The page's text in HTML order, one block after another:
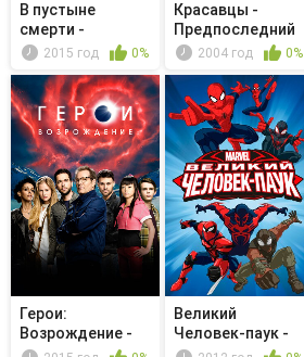
В пустыне
смерти -
Появление
2015 год 0%
Красавцы -
Предпоследний
2004 год 0%
Герои:
Возрождение -
Под маской
Великий
Человек-паук -
Академия Щ. И....